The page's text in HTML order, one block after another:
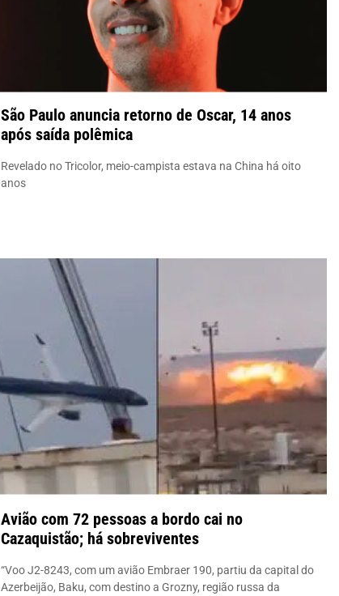
São Paulo anuncia retorno de Oscar, 14 anos
após saída polêmica
Revelado no Tricolor, meio-campista estava na China há oito
anos
Avião com 72 pessoas a bordo cai no
Cazaquistão; há sobreviventes
“Voo J2-8243, com um avião Embraer 190, partiu da capital do
Azerbeijão, Baku, com destino a Grozny, região russa da